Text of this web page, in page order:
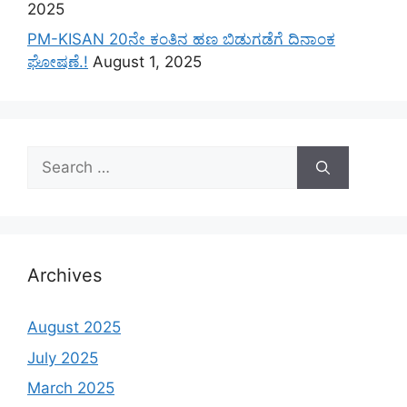
2025
PM-KISAN 20ನೇ ಕಂತಿನ ಹಣ ಬಿಡುಗಡೆಗೆ ದಿನಾಂಕ
ಘೋಷಣೆ.! August 1, 2025
Search
for:
Archives
August 2025
July 2025
March 2025